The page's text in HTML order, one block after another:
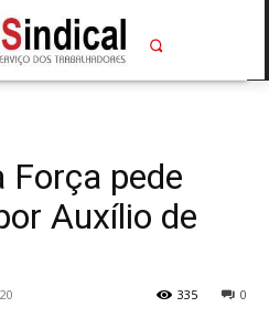
Força pede
Auxílio de
0
335